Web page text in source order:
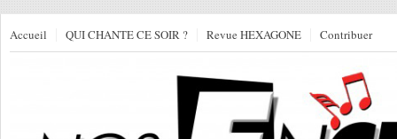
Accueil QUI CHANTE CE SOIR ? Revue HEXAGONE Contribuer